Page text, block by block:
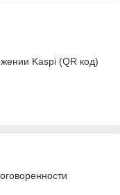
Kaspi (QR код)